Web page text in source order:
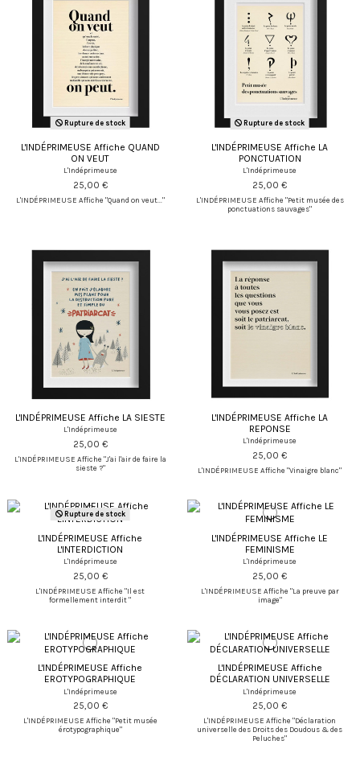
Rupture de stock
L'INDÉPRIMEUSE Affiche QUAND
ON VEUT
L'Indéprimeuse
25,00 €
L'INDÉPRIMEUSE Affiche "Quand on veut..."
Rupture de stock
L'INDÉPRIMEUSE Affiche LA
PONCTUATION
L'Indéprimeuse
25,00 €
L'INDÉPRIMEUSE Affiche "Petit musée des
ponctuations sauvages"
L'INDÉPRIMEUSE Affiche LA SIESTE
L'Indéprimeuse
25,00 €
L'INDÉPRIMEUSE Affiche "J'ai l'air de faire la
sieste ?"
L'INDÉPRIMEUSE Affiche LA
REPONSE
L'Indéprimeuse
25,00 €
L'INDÉPRIMEUSE Affiche "Vinaigre blanc"
Rupture de stock
L'INDÉPRIMEUSE Affiche
L'INTERDICTION
L'Indéprimeuse
25,00 €
L'INDÉPRIMEUSE Affiche "Il est
formellement interdit "
L'INDÉPRIMEUSE Affiche LE
FEMINISME
L'Indéprimeuse
25,00 €
L'INDÉPRIMEUSE Affiche "La preuve par
image"
L'INDÉPRIMEUSE Affiche
EROTYPOGRAPHIQUE
L'Indéprimeuse
25,00 €
L'INDÉPRIMEUSE Affiche "Petit musée
érotypographique"
L'INDÉPRIMEUSE Affiche
DÉCLARATION UNIVERSELLE
L'Indéprimeuse
25,00 €
L'INDÉPRIMEUSE Affiche "Déclaration
universelle des Droits des Doudous & des
Peluches"